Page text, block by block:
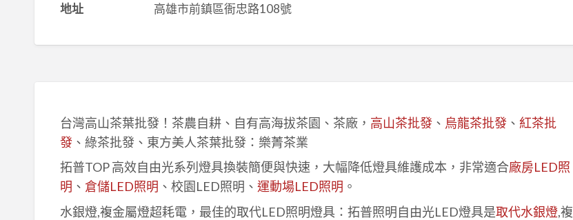
地址
高雄市前鎮區衙忠路108號
台灣高山茶葉批發！茶農自耕、自有高海拔茶園、茶廠， 高山茶批發、 烏龍茶批發、 紅茶批
發、綠茶批發、東方美人茶葉批發：樂菁茶業
拓普TOP 高效自由光系列燈具換裝簡便與快速，大幅降低燈具維護成本，非常適合廠房LED照
明 、 倉儲LED照明 、校園LED照明、 運動場LED照明 。
水銀燈,複金屬燈超耗電，最佳的取代LED照明燈具：拓普照明自由光LED燈具是取代水銀燈,複